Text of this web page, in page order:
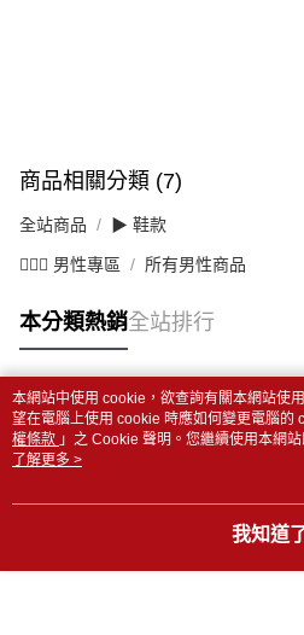
商品相關分類 (7)
全站商品 ▶ 鞋款
💁🏻‍♂️ 男性專區 所有男性商品
本分類熱銷全站排行
熱門標籤
本網站中使用 cookie，欲查詢有關本網站使
望在電腦上使用 cookie 時應如何變更電腦的
權條款 」之 Cookie 聲明。您繼續使用本網
用條款之 Cookie 聲明使用 cookie。
了解更多 >
我知道